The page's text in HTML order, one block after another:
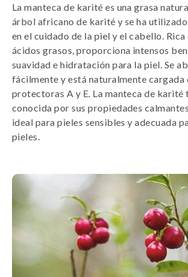
La manteca de karité es una grasa
árbol africano de karité y se ha
en el cuidado de la piel y el cabello.
ácidos grasos, proporciona intensos
suavidad e hidratación para la piel. Se
fácilmente y está naturalmente cargada
protectoras A y E. La manteca de karité
conocida por sus propiedades
ideal para pieles sensibles y adecuada
pieles.